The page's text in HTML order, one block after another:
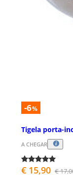
-6%
Tigela porta-
A CHEGAR
€ 15,90 €